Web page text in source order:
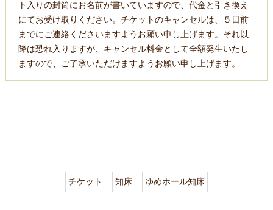
ト入りの封筒にお名前が書いていますので、代金と引き換え
にてお受け取りください。チケットのキャンセルは、５日前
までにご連絡くださいますようお願い申し上げます。それ以
降は恐れ入りますが、キャンセル料金として全額発生いたし
ますので、ご了承いただけますようお願い申し上げます。
チケット 知床 ゆめホール知床